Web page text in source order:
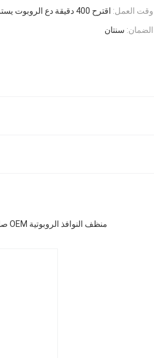
وقت العمل: اقترح 400 دقيقة دع الروبوت يستريح
الضمان: سنتان
منظف النوافذ الروبوتية OEM صافي الحافة مع فرشاة لفة رذاذ المياه تنظيف المسار صافي الحافة